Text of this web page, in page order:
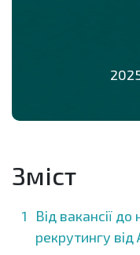
Зміст
Від вакансії
рекрутингу від